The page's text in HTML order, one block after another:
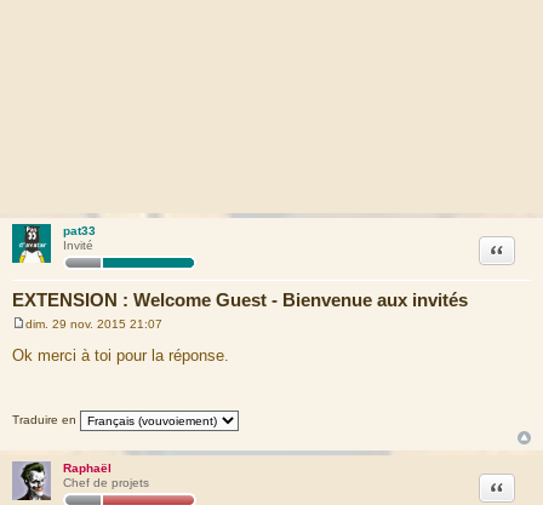
pat33
Invité
EXTENSION : Welcome Guest - Bienvenue aux invités
Citation
e
s
e
dim. 29 nov. 2015 21:07
Ok merci à toi pour la réponse.
Traduire en
Raphaël
Chef de projets
Citation